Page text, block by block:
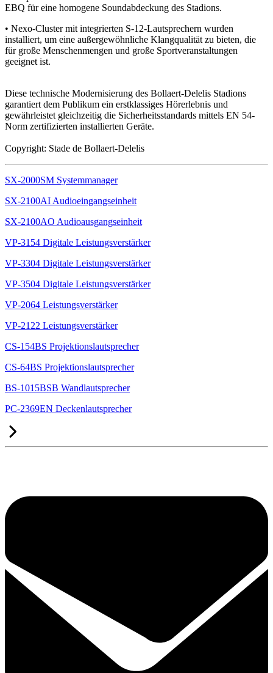
EBQ für eine homogene Soundabdeckung des Stadions.
• Nexo-Cluster mit integrierten S-12-Lautsprechern wurden
installiert, um eine außergewöhnliche Klangqualität zu bieten, die
für große Menschenmengen und große Sportveranstaltungen
geeignet ist.
Diese technische Modernisierung des Bollaert-Delelis Stadions
garantiert dem Publikum ein erstklassiges Hörerlebnis und
gewährleistet gleichzeitig die Sicherheitsstandards mittels EN 54-
Norm zertifizierten installierten Geräte.
Copyright: Stade de Bollaert-Delelis
SX-2000SM Systemmanager
SX-2100AI Audioeingangseinheit
SX-2100AO Audioausgangseinheit
VP-3154 Digitale Leistungsverstärker
VP-3304 Digitale Leistungsverstärker
VP-3504 Digitale Leistungsverstärker
VP-2064 Leistungsverstärker
VP-2122 Leistungsverstärker
CS-154BS Projektionslautsprecher
CS-64BS Projektionslautsprecher
BS-1015BSB Wandlautsprecher
PC-2369EN Deckenlautsprecher